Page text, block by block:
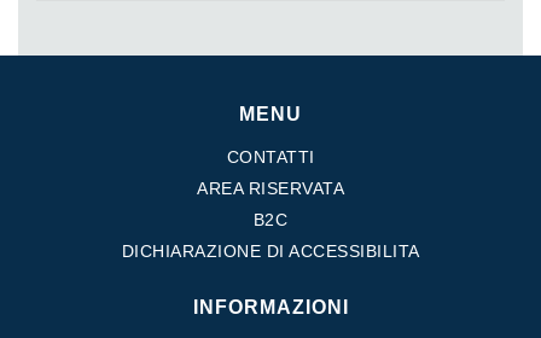
MENU
CONTATTI
AREA RISERVATA
B2C
DICHIARAZIONE DI ACCESSIBILITA
INFORMAZIONI